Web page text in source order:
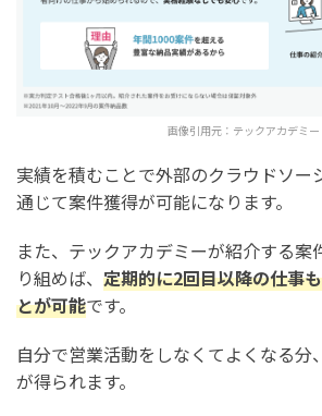
画像引用元： テックアカデミー
実績を積むことで外部のクラウドソー
通じて案件獲得が可能になります。
また、テックアカデミーが紹介する案
り組めば、 定期的に2回目以降の仕事
とが可能です。
自分で営業活動をしなくてよくなる分
が得られます。